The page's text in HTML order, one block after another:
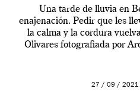
Una tarde de lluvia en
enajenación. Pedir que les
la calma y la cordura
Olivares fotografiada por
27 / 09 /